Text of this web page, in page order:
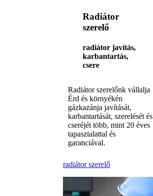
Radiátor
szerelő
radiátor javítás,
karbantartás,
csere
Radiátor szerelőnk vállalja
Érd és környékén
gázkazánja javítását,
karbantartását, szerelését és
cseréjét több, mint 20 éves
tapasztalattal és
garanciával.
radiátor szerelő